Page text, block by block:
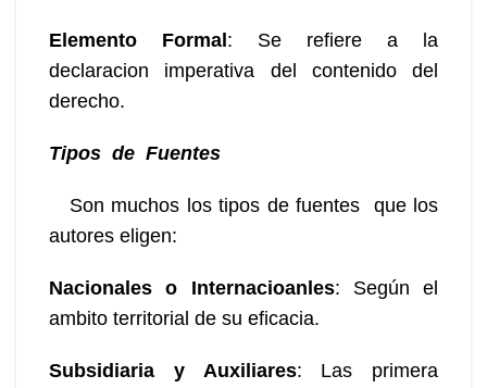
Elemento Formal: Se refiere a la
declaracion imperativa del contenido del
derecho.
Tipos de Fuentes
Son muchos los tipos de fuentes que los
autores eligen:
Nacionales o Internacioanles: Según el
ambito territorial de su eficacia.
Subsidiaria y Auxiliares: Las primera